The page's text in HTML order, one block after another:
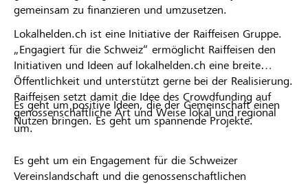
gemeinsam zu finanzieren und umzusetzen.
Lokalhelden.ch ist eine Initiative der Raiffeisen Gruppe.
„Engagiert für die Schweiz“ ermöglicht Raiffeisen den
Initiativen und Ideen auf lokalhelden.ch eine breite
Öffentlichkeit und unterstützt gerne bei der Realisierung.
Raiffeisen setzt damit die Idee des Crowdfunding auf
genossenschaftliche Art und Weise lokal und regional
um.
Es geht um positive Ideen, die der Gemeinschaft einen
Nutzen bringen. Es geht um spannende Projekte.
Es geht um ein Engagement für die Schweizer
Vereinslandschaft und die genossenschaftlichen